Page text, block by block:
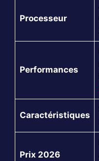
Processeur
Performances
Caractéristiques
Prix 2026